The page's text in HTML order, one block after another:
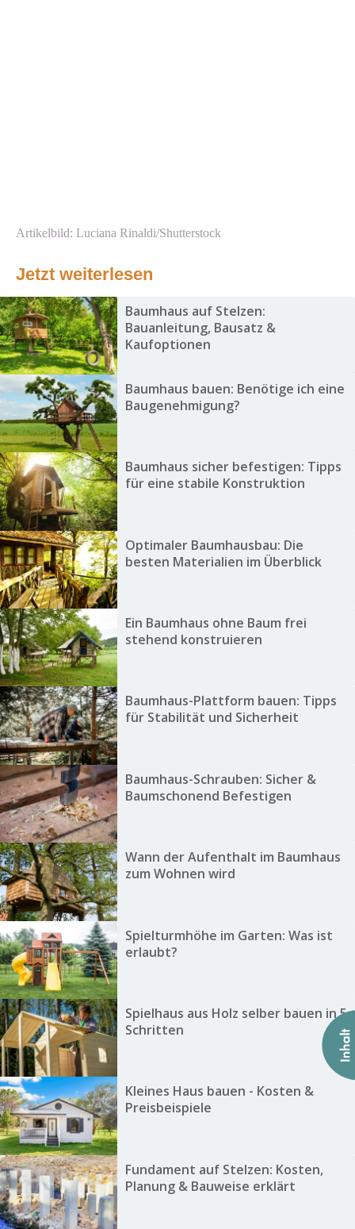
Artikelbild: Luciana Rinaldi/Shutterstock
Jetzt weiterlesen
Baumhaus auf Stelzen:
Bauanleitung, Bausatz &
Kaufoptionen
Baumhaus bauen: Benötige ich eine
Baugenehmigung?
Baumhaus sicher befestigen: Tipps
für eine stabile Konstruktion
Optimaler Baumhausbau: Die
besten Materialien im Überblick
Ein Baumhaus ohne Baum frei
stehend konstruieren
Baumhaus-Plattform bauen: Tipps
für Stabilität und Sicherheit
Baumhaus-Schrauben: Sicher &
Baumschonend Befestigen
Wann der Aufenthalt im Baumhaus
zum Wohnen wird
Spielturmhöhe im Garten: Was ist
erlaubt?
Spielhaus aus Holz selber bauen in 5
Schritten
Kleines Haus bauen - Kosten &
Preisbeispiele
Fundament auf Stelzen: Kosten,
Planung & Bauweise erklärt